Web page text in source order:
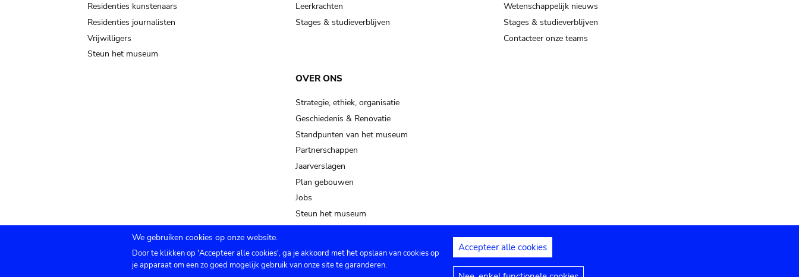
Residenties kunstenaars
Residenties journalisten
Vrijwilligers
Steun het museum
Leerkrachten
Stages & studieverblijven
Wetenschappelijk nieuws
Stages & studieverblijven
Contacteer onze teams
OVER ONS
Strategie, ethiek, organisatie
Geschiedenis & Renovatie
Standpunten van het museum
Partnerschappen
Jaarverslagen
Plan gebouwen
Jobs
Steun het museum
Submenu
Agenda Pers Zaalverhuur Contact Privacy instellingen Juridische mededelingen
We gebruiken cookies op onze website.
Door te klikken op 'Accepteer alle cookies', ga je akkoord met het opslaan van cookies op
je apparaat om een zo goed mogelijk gebruik van onze site te garanderen.
Accepteer alle cookies